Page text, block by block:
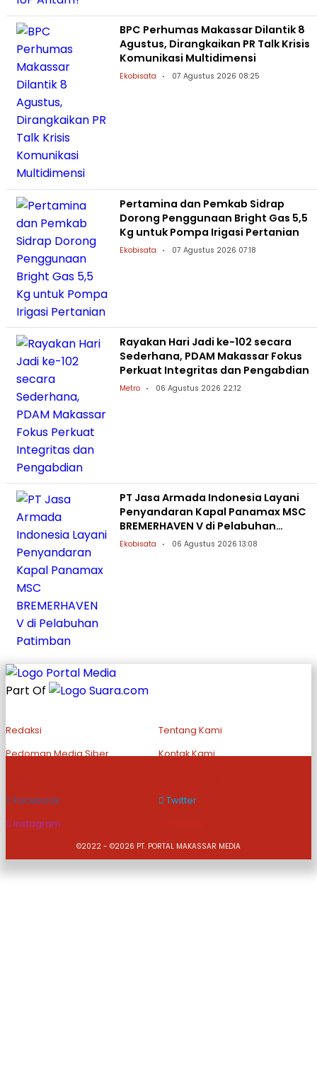
BPC Perhumas Makassar Dilantik 8
Agustus, Dirangkaikan PR Talk Krisis
Komunikasi Multidimensi
Ekobisata 07 Agustus 2026 08:25
Pertamina dan Pemkab Sidrap
Dorong Penggunaan Bright Gas 5,5
Kg untuk Pompa Irigasi Pertanian
Ekobisata 07 Agustus 2026 07:18
Rayakan Hari Jadi ke-102 secara
Sederhana, PDAM Makassar Fokus
Perkuat Integritas dan Pengabdian
Metro 06 Agustus 2026 22:12
PT Jasa Armada Indonesia Layani
Penyandaran Kapal Panamax MSC
BREMERHAVEN V di Pelabuhan
Patimban
Ekobisata 06 Agustus 2026 13:08
Part Of
Redaksi
Tentang Kami
Pedoman Media Siber
Kontak Kami
Facebook
Twitter
Instagram
©2022 - ©2026 PT. PORTAL MAKASSAR MEDIA